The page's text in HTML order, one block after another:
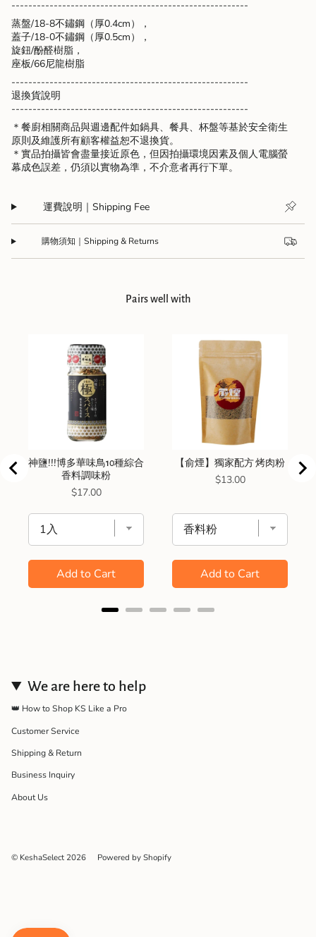
quantity
}}",
"maximum_of"=>"Maximum
of
{{
quantity
}}"}
--------------------------------------------------------
蒸盤/18-8不鏽鋼（厚0.4cm），
蓋子/18-0不鏽鋼（厚0.5cm），
旋鈕/酚醛樹脂，
座板/66尼龍樹脂
--------------------------------------------------------
退換貨說明
--------------------------------------------------------
＊餐廚相關商品與週邊配件如鍋具、餐具、杯盤等基於安全衛生
原則及維護所有顧客權益恕不退換貨。
＊實品拍攝皆會盡量接近原色，但因拍攝環境因素及個人電腦螢
幕成色誤差，仍須以實物為準，不介意者再行下單。
運費說明｜Shipping Fee
購物須知｜Shipping & Returns
Pairs well with
神鹽!!!博多華味鳥10種綜合
香料調味粉
Price
$17.00
Add to Cart
【俞煙】獨家配方 烤肉粉
Price
$13.00
Add to Cart
We are here to help
👑 How to Shop KS Like a Pro
Customer Service
Shipping & Return
Business Inquiry
About Us
© KeshaSelect 2026 Powered by Shopify